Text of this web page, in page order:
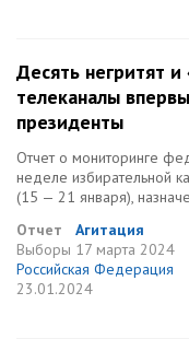
Десять негритят
телеканалы
президенты
Отчет о мониторинге
неделе избирательной
(15 — 21 января),
Отчет
Агитация
Выборы 17 марта 2024
Российская Федерация
23.01.2024